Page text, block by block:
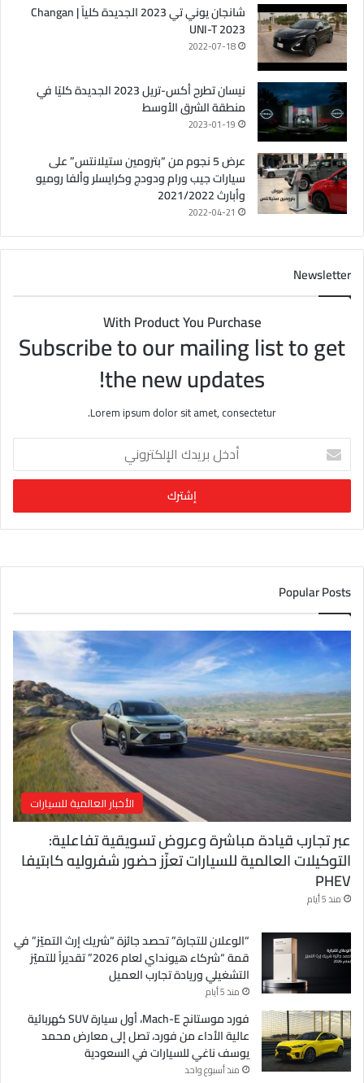
شانجان يوني تي 2023 الجديدة كلياً | Changan
UNI-T 2023
2022-07-18
نيسان تطرح أكس-تريل 2023 الجديدة كليًا في
منطقة الشرق الأوسط
2023-01-19
عرض 5 نجوم من “بترومين ستيلانتس” على
سيارات جيب ورام ودودج وكرايسلر وألفا روميو
وأبارث 2021/2022
2022-04-21
Newsletter
With Product You Purchase
Subscribe to our mailing list to get
the new updates!
Lorem ipsum dolor sit amet, consectetur.
خ
ب
ر
د
ا
ل
إ
ل
ك
ت
ر
و
ن
ي
Popular Posts
الأخبار العالمية للسيارات
عبر تجارب قيادة مباشرة وعروض تسويقية تفاعلية:
التوكيلات العالمية للسيارات تعزّز حضور شفروليه كابتيفا
PHEV
منذ 5 أيام
“الوعلان للتجارة” تحصد جائزة “شريك إرث التميّز” في
قمة “شركاء هيونداي لعام 2026” تقديراً للتميّز
التشغيلي وريادة تجارب العميل
منذ 5 أيام
فورد موستانج Mach-E، أول سيارة SUV كهربائية
عالية الأداء من فورد، تصل إلى معارض محمد
يوسف ناغي للسيارات في السعودية
منذ أسبوع واحد